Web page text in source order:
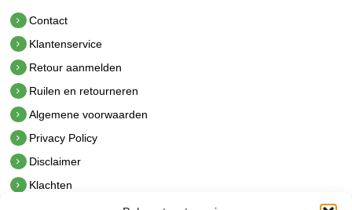
Contact
Klantenservice
Retour aanmelden
Ruilen en retourneren
Algemene voorwaarden
Privacy Policy
Disclaimer
Klachten